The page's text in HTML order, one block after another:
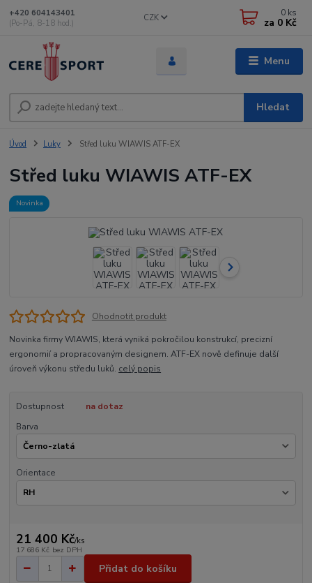
Menu
CZK
Hledat
+420 604143401
(Po-Pá, 8-18 hod.)
0 ks
za 0 Kč
Úvod Luky Střed luku WIAWIS ATF-EX
Střed luku WIAWIS ATF-EX
Novinka
Ohodnotit produkt
Novinka firmy WIAWIS, která vyniká pokročilou konstrukcí, precizní
ergonomií a propracovaným designem. ATF-EX nově definuje další
úroveň výkonu středu luků. celý popis
Dostupnost
na dotaz
Barva
Orientace
21 400 Kč/ks
17 686 Kč bez DPH
Přidat do košíku